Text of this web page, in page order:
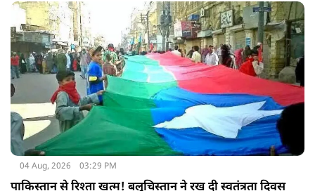
04 Aug, 2026 03:29 PM
पाकिस्तान से रिश्ता खत्म! बलूचिस्तान ने रख दी स्वतंत्रता दिवस